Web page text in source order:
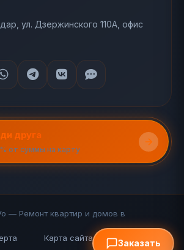
ул. Дзержинского 110А, офис
друга
от суммы на карту
— Ремонт квартир и домов в
Карта сайта (110 стр.)
FAQ
Заказать